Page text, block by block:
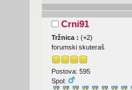
Crni91
Tržnica : (+2)
forumski skuteraš
Postova: 595
Spol: